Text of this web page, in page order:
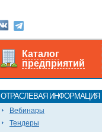
Каталог
предприятий
ОТРАСЛЕВАЯ ИНФОРМАЦИЯ
Вебинары
Тендеры